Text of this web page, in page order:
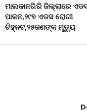
ମାଲକାନଗିରି ଜିଲ୍ଲାରେ
ପାଳନ,୨୯୭ ଏଡସ ରୋଗୀ
ଚିହ୍ନଟ,୨୫ଜଣଙ୍କ ମୃତ୍ୟୁ